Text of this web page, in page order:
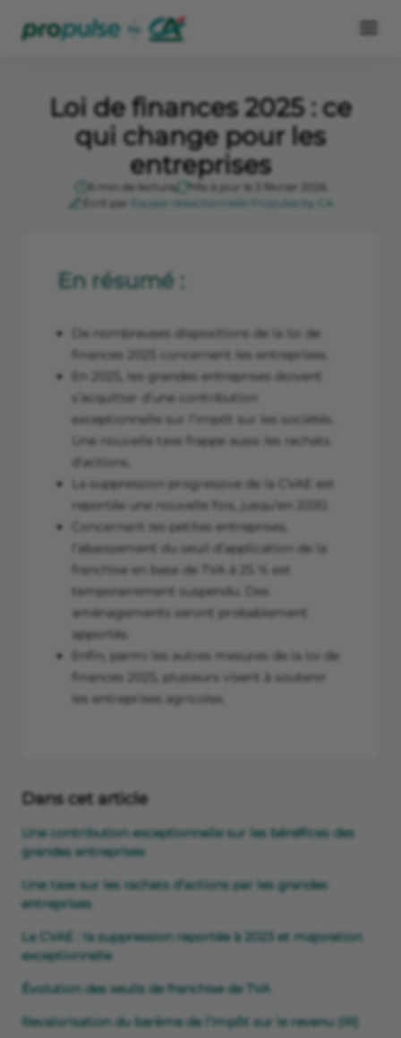
Loi de finances 2025 : ce
qui change pour les
entreprises
6 min de lecture
Mis à jour le 3 février 2026
Écrit par
Équipe rédactionnelle Propulse by CA
En résumé :
De nombreuses dispositions de la loi de
finances 2025 concernent les entreprises.
En 2025, les grandes entreprises doivent
s’acquitter d’une contribution
exceptionnelle sur l’impôt sur les sociétés.
Une nouvelle taxe frappe aussi les rachats
d’actions.
La suppression progressive de la CVAE est
reportée une nouvelle fois, jusqu’en 2030.
Concernant les petites entreprises,
l’abaissement du seuil d’application de la
franchise en base de TVA à 25 % est
temporairement suspendu. Des
aménagements seront probablement
apportés.
Enfin, parmi les autres mesures de la loi de
finances 2025, plusieurs visent à soutenir
les entreprises agricoles.
Dans cet article
Une contribution exceptionnelle sur les bénéfices des
grandes entreprises
Une taxe sur les rachats d’actions par les grandes
entreprises
La CVAE : la suppression reportée à 2023 et majoration
exceptionnelle
Évolution des seuils de franchise de TVA
Revalorisation du barème de l’impôt sur le revenu (IR)